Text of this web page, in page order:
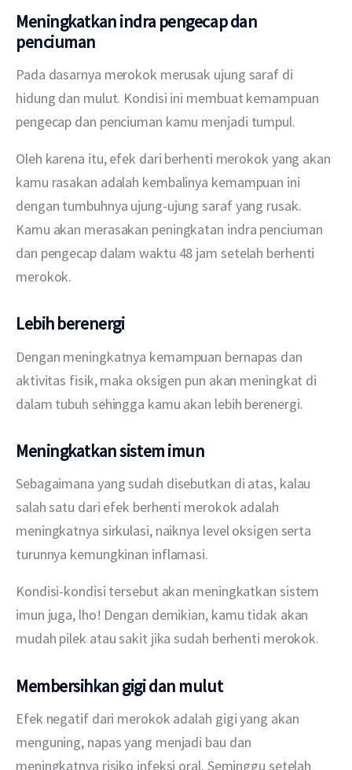
Meningkatkan indra pengecap dan
penciuman
Pada dasarnya merokok merusak ujung saraf di
hidung dan mulut. Kondisi ini membuat kemampuan
pengecap dan penciuman kamu menjadi tumpul.
Oleh karena itu, efek dari berhenti merokok yang akan
kamu rasakan adalah kembalinya kemampuan ini
dengan tumbuhnya ujung-ujung saraf yang rusak.
Kamu akan merasakan peningkatan indra penciuman
dan pengecap dalam waktu 48 jam setelah berhenti
merokok.
Lebih berenergi
Dengan meningkatnya kemampuan bernapas dan
aktivitas fisik, maka oksigen pun akan meningkat di
dalam tubuh sehingga kamu akan lebih berenergi.
Meningkatkan sistem imun
Sebagaimana yang sudah disebutkan di atas, kalau
salah satu dari efek berhenti merokok adalah
meningkatnya sirkulasi, naiknya level oksigen serta
turunnya kemungkinan inflamasi.
Kondisi-kondisi tersebut akan meningkatkan sistem
imun juga, lho! Dengan demikian, kamu tidak akan
mudah pilek atau sakit jika sudah berhenti merokok.
Membersihkan gigi dan mulut
Efek negatif dari merokok adalah gigi yang akan
menguning, napas yang menjadi bau dan
meningkatnya risiko infeksi oral. Seminggu setelah